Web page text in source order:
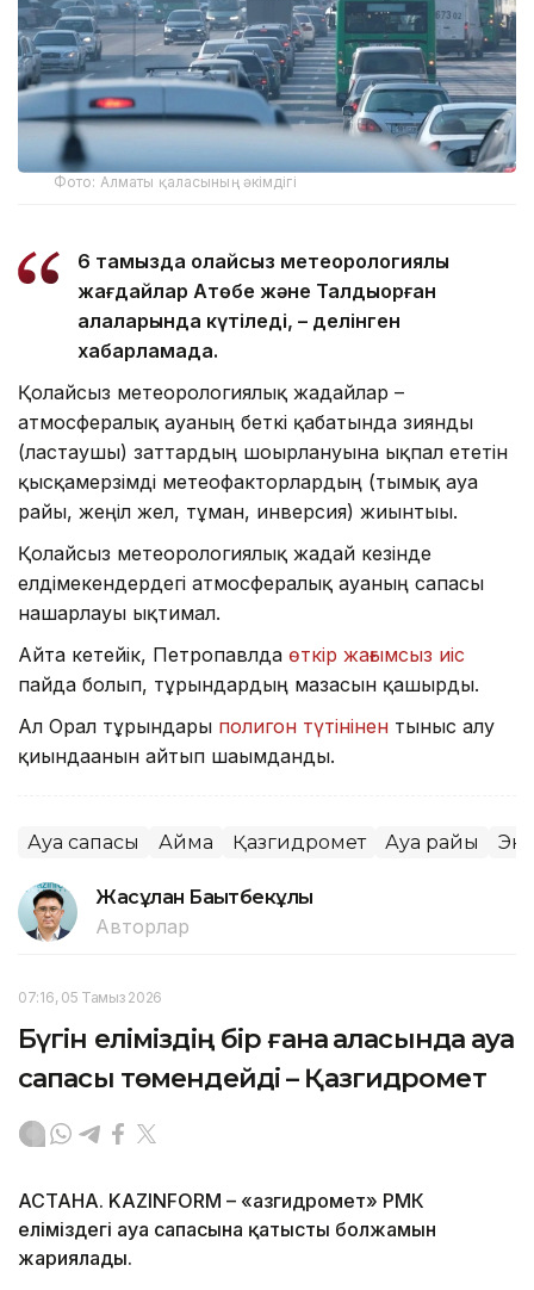
Фото: Алматы қаласының әкімдігі
6 тамызда қолайсыз метеорологиялық
жағдайлар Ақтөбе және Талдықорған
қалаларында күтіледі, – делінген
хабарламада.
Қолайсыз метеорологиялық жағдайлар –
атмосфералық ауаның беткі қабатында зиянды
(ластаушы) заттардың шоғырлануына ықпал ететін
қысқамерзімді метеофакторлардың (тымық ауа
райы, жеңіл жел, тұман, инверсия) жиынтығы.
Қолайсыз метеорологиялық жағдай кезінде
елдімекендердегі атмосфералық ауаның сапасы
нашарлауы ықтимал.
Айта кетейік, Петропавлда өткір жағымсыз иіс
пайда болып, тұрғындардың мазасын қашырды.
Ал Орал тұрғындары полигон түтінінен тыныс алу
қиындағанын айтып шағымданды.
Ауа сапасы Аймақ Қазгидромет Ауа райы
Жасұлан Бақытбекұлы
Авторлар
07:16, 05 Тамыз 2026
Бүгін еліміздің бір ғана қаласында ауа
сапасы төмендейді – Қазгидромет
АСТАНА. KAZINFORM – «Қазгидромет» РМК
еліміздегі ауа сапасына қатысты болжамын
жариялады.